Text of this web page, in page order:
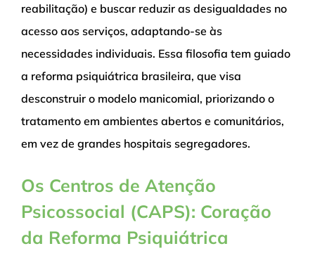
reabilitação) e buscar reduzir as desigualdades no
acesso aos serviços, adaptando-se às
necessidades individuais. Essa filosofia tem guiado
a reforma psiquiátrica brasileira, que visa
desconstruir o modelo manicomial, priorizando o
tratamento em ambientes abertos e comunitários,
em vez de grandes hospitais segregadores.
Os Centros de Atenção
Psicossocial (CAPS): Coração
da Reforma Psiquiátrica